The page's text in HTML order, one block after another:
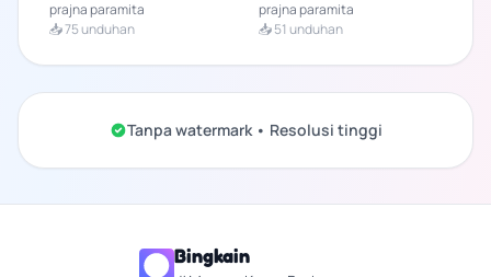
prajna paramita
📥 75 unduhan
prajna paramita
📥 51 unduhan
Tanpa watermark • Resolusi tinggi
Bingkain